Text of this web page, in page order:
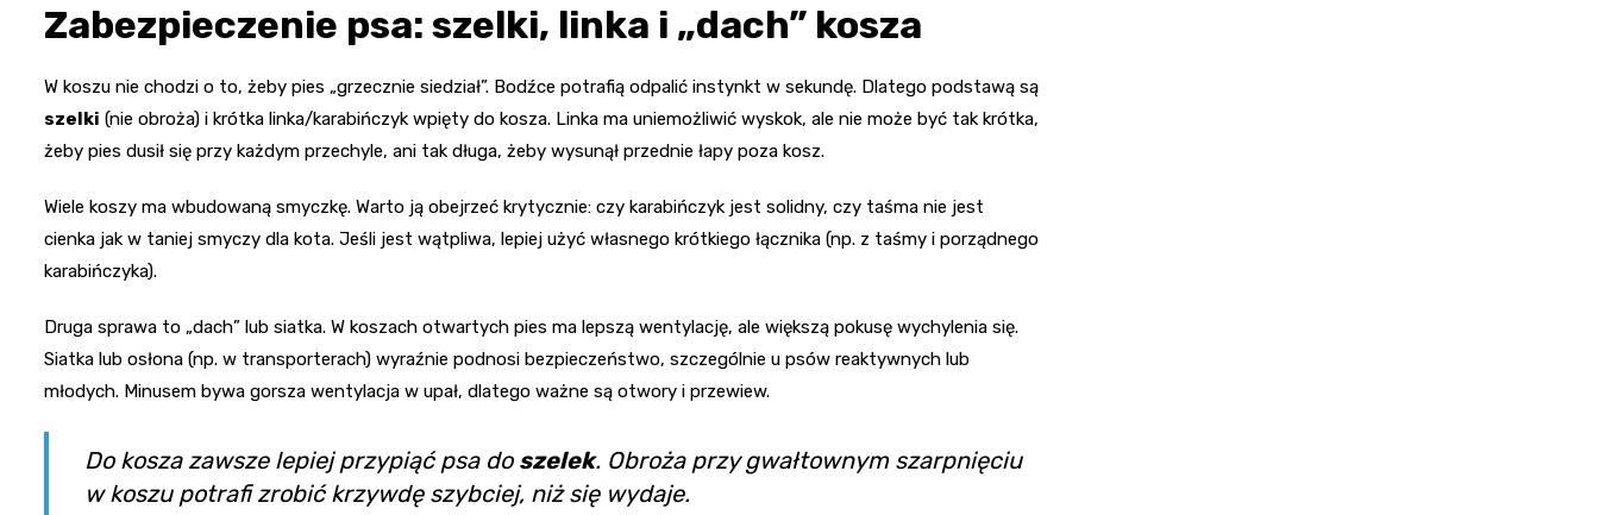
Zabezpieczenie psa: szelki, linka i „dach” kosza
W koszu nie chodzi o to, żeby pies „grzecznie siedział”. Bodźce potrafią odpalić instynkt w sekundę. Dlatego podstawą są
szelki (nie obroża) i krótka linka/karabińczyk wpięty do kosza. Linka ma uniemożliwić wyskok, ale nie może być tak krótka,
żeby pies dusił się przy każdym przechyle, ani tak długa, żeby wysunął przednie łapy poza kosz.
Wiele koszy ma wbudowaną smyczkę. Warto ją obejrzeć krytycznie: czy karabińczyk jest solidny, czy taśma nie jest
cienka jak w taniej smyczy dla kota. Jeśli jest wątpliwa, lepiej użyć własnego krótkiego łącznika (np. z taśmy i porządnego
karabińczyka).
Druga sprawa to „dach” lub siatka. W koszach otwartych pies ma lepszą wentylację, ale większą pokusę wychylenia się.
Siatka lub osłona (np. w transporterach) wyraźnie podnosi bezpieczeństwo, szczególnie u psów reaktywnych lub
młodych. Minusem bywa gorsza wentylacja w upał, dlatego ważne są otwory i przewiew.
Do kosza zawsze lepiej przypiąć psa do szelek. Obroża przy gwałtownym szarpnięciu
w koszu potrafi zrobić krzywdę szybciej, niż się wydaje.